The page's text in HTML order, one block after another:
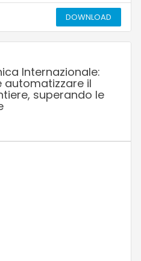
DOWNLOAD
Internazionale:
automatizzare il
superando le